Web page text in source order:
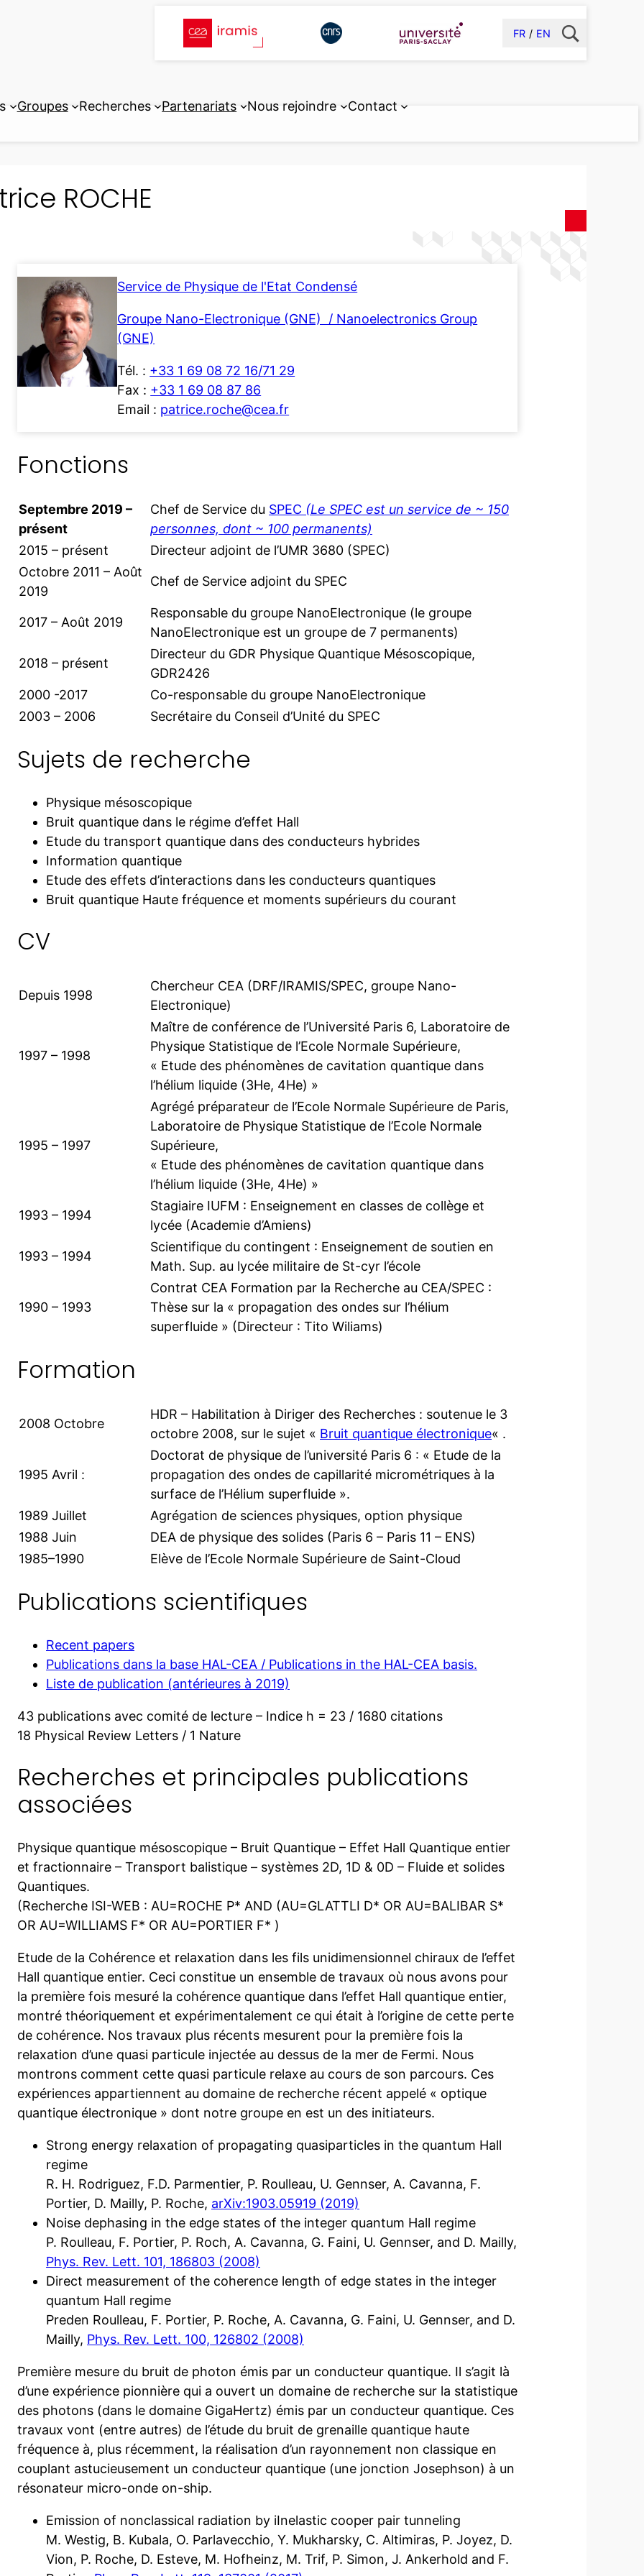
FR EN
Groupes Recherches Partenariats Nous rejoindre Contact
ROCHE
Service de Physique de l'Etat Condensé
Groupe Nano-Electronique (GNE) / Nanoelectronics Group
(GNE)
Tél. : +33 1 69 08 72 16/71 29
Fax : +33 1 69 08 87 86
Email : patrice.roche@cea.fr
Fonctions
Septembre 2019 –
présent
Chef de Service du SPEC (Le SPEC est un service de ~ 150
personnes, dont ~ 100 permanents)
2015 – présent
Directeur adjoint de l’UMR 3680 (SPEC)
Octobre 2011 – Août
2019
Chef de Service adjoint du SPEC
2017 – Août 2019
Responsable du groupe NanoElectronique (le groupe
NanoElectronique est un groupe de 7 permanents)
2018 – présent
Directeur du GDR Physique Quantique Mésoscopique,
GDR2426
2000 -2017
Co-responsable du groupe NanoElectronique
2003 – 2006
Secrétaire du Conseil d’Unité du SPEC
Sujets de recherche
Physique mésoscopique
Bruit quantique dans le régime d’effet Hall
Etude du transport quantique dans des conducteurs hybrides
Information quantique
Etude des effets d’interactions dans les conducteurs quantiques
Bruit quantique Haute fréquence et moments supérieurs du courant
CV
Depuis 1998
Chercheur CEA (DRF/IRAMIS/SPEC, groupe Nano-
Electronique)
1997 – 1998
Maître de conférence de l’Université Paris 6, Laboratoire de
Physique Statistique de l’Ecole Normale Supérieure,
« Etude des phénomènes de cavitation quantique dans
l’hélium liquide (3He, 4He) »
1995 – 1997
Agrégé préparateur de l’Ecole Normale Supérieure de Paris,
Laboratoire de Physique Statistique de l’Ecole Normale
Supérieure,
« Etude des phénomènes de cavitation quantique dans
l’hélium liquide (3He, 4He) »
1993 – 1994
Stagiaire IUFM : Enseignement en classes de collège et
lycée (Academie d’Amiens)
1993 – 1994
Scientifique du contingent : Enseignement de soutien en
Math. Sup. au lycée militaire de St-cyr l’école
1990 – 1993
Contrat CEA Formation par la Recherche au CEA/SPEC :
Thèse sur la « propagation des ondes sur l’hélium
superfluide » (Directeur : Tito Wiliams)
Formation
2008 Octobre
HDR – Habilitation à Diriger des Recherches : soutenue le 3
octobre 2008, sur le sujet « Bruit quantique électronique« .
1995 Avril :
Doctorat de physique de l’université Paris 6 : « Etude de la
propagation des ondes de capillarité micrométriques à la
surface de l’Hélium superfluide ».
1989 Juillet
Agrégation de sciences physiques, option physique
1988 Juin
DEA de physique des solides (Paris 6 – Paris 11 – ENS)
1985–1990
Elève de l’Ecole Normale Supérieure de Saint-Cloud
Publications scientifiques
Recent papers
Publications dans la base HAL-CEA / Publications in the HAL-CEA basis.
Liste de publication (antérieures à 2019)
43 publications avec comité de lecture – Indice h = 23 / 1680 citations
18 Physical Review Letters / 1 Nature
Recherches et principales publications
associées
Physique quantique mésoscopique – Bruit Quantique – Effet Hall Quantique entier
et fractionnaire – Transport balistique – systèmes 2D, 1D & 0D – Fluide et solides
Quantiques.
(Recherche ISI-WEB : AU=ROCHE P* AND (AU=GLATTLI D* OR AU=BALIBAR S*
OR AU=WILLIAMS F* OR AU=PORTIER F* )
Etude de la Cohérence et relaxation dans les fils unidimensionnel chiraux de l’effet
Hall quantique entier. Ceci constitue un ensemble de travaux où nous avons pour
la première fois mesuré la cohérence quantique dans l’effet Hall quantique entier,
montré théoriquement et expérimentalement ce qui était à l’origine de cette perte
de cohérence. Nos travaux plus récents mesurent pour la première fois la
relaxation d’une quasi particule injectée au dessus de la mer de Fermi. Nous
montrons comment cette quasi particule relaxe au cours de son parcours. Ces
expériences appartiennent au domaine de recherche récent appelé « optique
quantique électronique » dont notre groupe en est un des initiateurs.
Strong energy relaxation of propagating quasiparticles in the quantum Hall
regime
R. H. Rodriguez, F.D. Parmentier, P. Roulleau, U. Gennser, A. Cavanna, F.
Portier, D. Mailly, P. Roche, arXiv:1903.05919 (2019)
Noise dephasing in the edge states of the integer quantum Hall regime
P. Roulleau, F. Portier, P. Roch, A. Cavanna, G. Faini, U. Gennser, and D. Mailly,
Phys. Rev. Lett. 101, 186803 (2008)
Direct measurement of the coherence length of edge states in the integer
quantum Hall regime
Preden Roulleau, F. Portier, P. Roche, A. Cavanna, G. Faini, U. Gennser, and D.
Mailly, Phys. Rev. Lett. 100, 126802 (2008)
Première mesure du bruit de photon émis par un conducteur quantique. Il s’agit là
d’une expérience pionnière qui a ouvert un domaine de recherche sur la statistique
des photons (dans le domaine GigaHertz) émis par un conducteur quantique. Ces
travaux vont (entre autres) de l’étude du bruit de grenaille quantique haute
fréquence à, plus récemment, la réalisation d’un rayonnement non classique en
couplant astucieusement un conducteur quantique (une jonction Josephson) à un
résonateur micro-onde on-ship.
Emission of nonclassical radiation by iInelastic cooper pair tunneling
M. Westig, B. Kubala, O. Parlavecchio, Y. Mukharsky, C. Altimiras, P. Joyez, D.
Vion, P. Roche, D. Esteve, M. Hofheinz, M. Trif, P. Simon, J. Ankerhold and F.